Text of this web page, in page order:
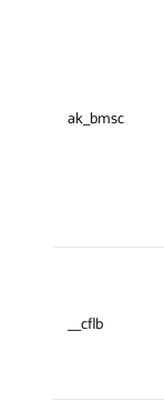
ak_bmsc
__cflb